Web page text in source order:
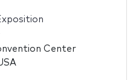
Center